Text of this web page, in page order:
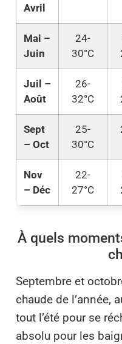
Avril
Mai –
Juin
24-
30°C
Juil –
Août
26-
32°C
Sept
– Oct
25-
30°C
Nov
– Déc
22-
27°C
À quels
Septembre et
chaude de l’année,
tout l’été pour se
absolu pour les